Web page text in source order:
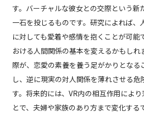
す。バーチャルな彼女との交際という新
一石を投じるものです。研究によれば、
に対しても愛着や感情を抱くことが可能
おける人間関係の基本を変えるかもしれ
際が、恋愛の素養を養う足がかりとなる
し、逆に現実の対人関係を薄れさせる危
す。将来的には、VR内の相互作用によ
とで、夫婦や家族のあり方まで変化する